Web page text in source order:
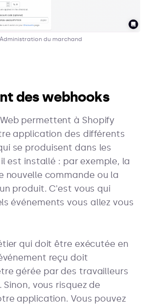
Administration du marchand
des webhooks
permettent à Shopify
application des différents
se produisent dans les
est installé : par exemple, la
nouvelle commande ou la
produit. C'est vous qui
événements vous allez vous
qui doit être exécutée en
reçu doit
gérée par des travailleurs
vous risquez de
application. Vous pouvez